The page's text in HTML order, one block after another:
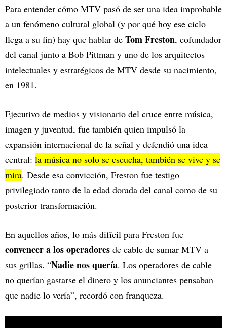
Para entender cómo MTV pasó de ser una idea improbable
a un fenómeno cultural global (y por qué hoy ese ciclo
llega a su fin) hay que hablar de Tom Freston, cofundador
del canal junto a Bob Pittman y uno de los arquitectos
intelectuales y estratégicos de MTV desde su nacimiento,
en 1981.
Ejecutivo de medios y visionario del cruce entre música,
imagen y juventud, fue también quien impulsó la
expansión internacional de la señal y defendió una idea
central: la música no solo se escucha, también se vive y se
mira. Desde esa convicción, Freston fue testigo
privilegiado tanto de la edad dorada del canal como de su
posterior transformación.
En aquellos años, lo más difícil para Freston fue
convencer a los operadores de cable de sumar MTV a
sus grillas. “Nadie nos quería. Los operadores de cable
no querían gastarse el dinero y los anunciantes pensaban
que nadie lo vería”, recordó con franqueza.